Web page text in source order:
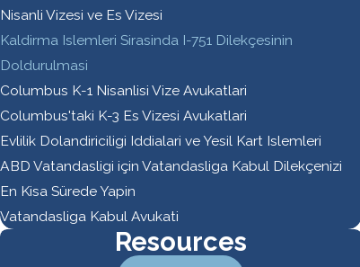
Nisanli Vizesi ve Es Vizesi
Kaldirma Islemleri Sirasinda I-751 Dilekçesinin
Doldurulmasi
Columbus K-1 Nisanlisi Vize Avukatlari
Columbus'taki K-3 Es Vizesi Avukatlari
Evlilik Dolandiriciligi Iddialari ve Yesil Kart Islemleri
ABD Vatandasligi için Vatandasliga Kabul Dilekçenizi
En Kisa Sürede Yapin
Vatandasliga Kabul Avukati
Resources